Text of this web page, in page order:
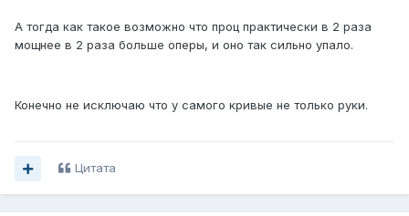
А тогда как такое возможно что проц практически в 2 раза
мощнее в 2 раза больше оперы, и оно так сильно упало.
Конечно не исключаю что у самого кривые не только руки.
Цитата